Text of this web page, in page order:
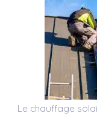
Le chauffage